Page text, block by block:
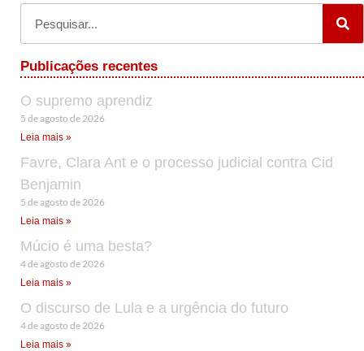
Publicações recentes
O supremo aprendiz
5 de agosto de 2026
Leia mais »
Favre, Clara Ant e o processo judicial contra Cid
Benjamin
5 de agosto de 2026
Leia mais »
Múcio é uma besta?
4 de agosto de 2026
Leia mais »
O discurso de Lula e a urgência do futuro
4 de agosto de 2026
Leia mais »